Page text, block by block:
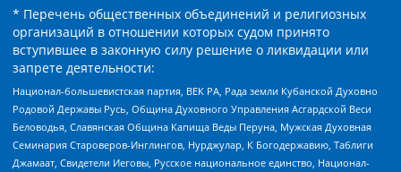
* Перечень общественных объединений и религиозных
организаций в отношении которых судом принято
вступившее в законную силу решение о ликвидации или
запрете деятельности:
Национал-большевистская партия, ВЕК РА, Рада земли Кубанской Духовно
Родовой Державы Русь, Община Духовного Управления Асгардской Веси
Беловодья, Славянская Община Капища Веды Перуна, Мужская Духовная
Семинария Староверов-Инглингов, Нурджулар, К Богодержавию, Таблиги
Джамаат, Свидетели Иеговы, Русское национальное единство, Национал-